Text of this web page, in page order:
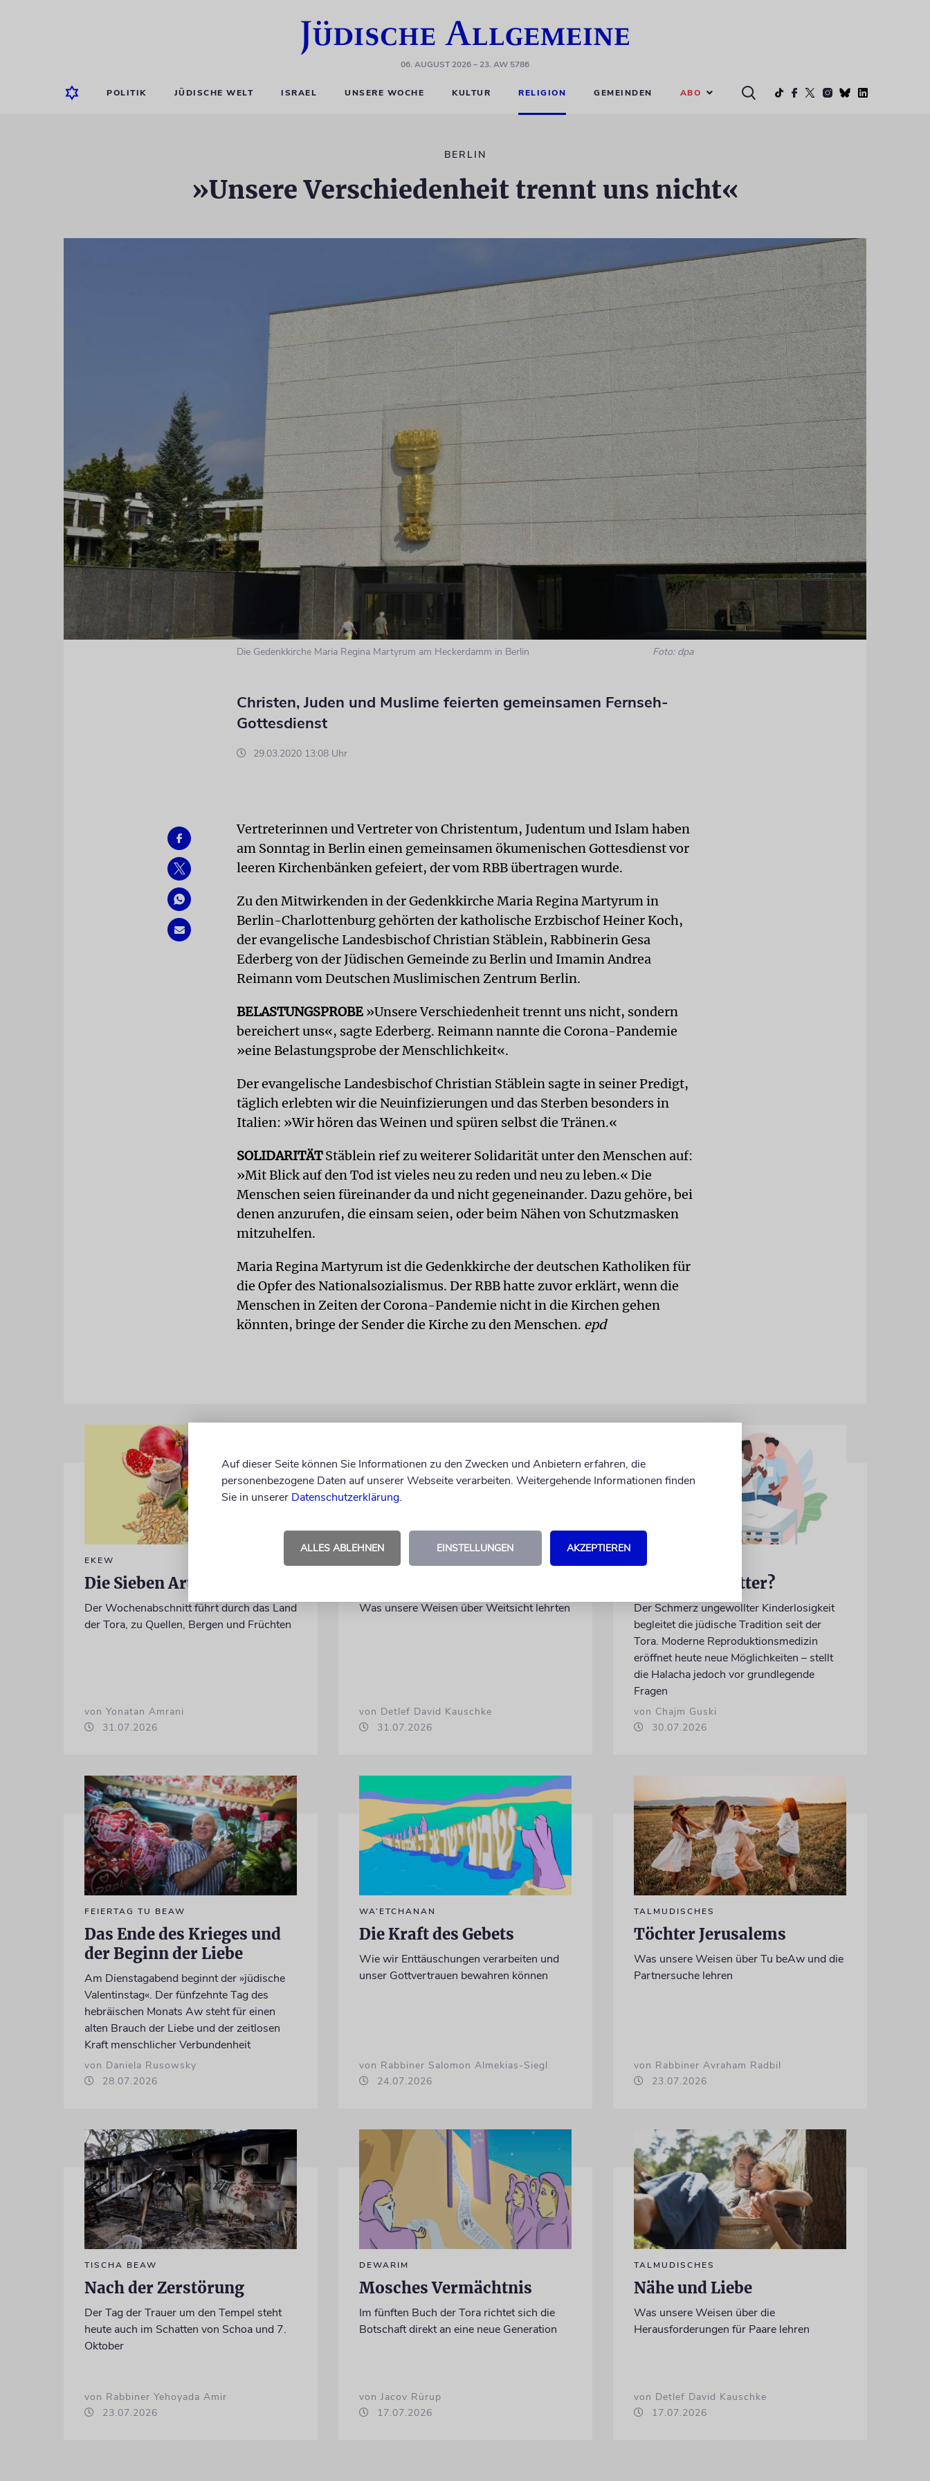
06. AUGUST 2026– 23. AW 5786
POLITIK JÜDISCHE WELT ISRAEL UNSERE WOCHE KULTUR RELIGION GEMEINDEN ABO
BERLIN
»Unsere Verschiedenheit trennt uns nicht«
Die Gedenkkirche Maria Regina Martyrum am Heckerdamm in Berlin Foto: dpa
Christen, Juden und Muslime feierten gemeinsamen Fernseh-
Gottesdienst
29.03.2020 13:08 Uhr
Vertreterinnen und Vertreter von Christentum, Judentum und Islam haben
am Sonntag in Berlin einen gemeinsamen ökumenischen Gottesdienst vor
leeren Kirchenbänken gefeiert, der vom RBB übertragen wurde.
Zu den Mitwirkenden in der Gedenkkirche Maria Regina Martyrum in
Berlin-Charlottenburg gehörten der katholische Erzbischof Heiner Koch,
der evangelische Landesbischof Christian Stäblein, Rabbinerin Gesa
Ederberg von der Jüdischen Gemeinde zu Berlin und Imamin Andrea
Reimann vom Deutschen Muslimischen Zentrum Berlin.
BELASTUNGSPROBE »Unsere Verschiedenheit trennt uns nicht, sondern
bereichert uns«, sagte Ederberg. Reimann nannte die Corona-Pandemie
»eine Belastungsprobe der Menschlichkeit«.
Der evangelische Landesbischof Christian Stäblein sagte in seiner Predigt,
täglich erlebten wir die Neuinfizierungen und das Sterben besonders in
Italien: »Wir hören das Weinen und spüren selbst die Tränen.«
SOLIDARITÄTStäblein rief zu weiterer Solidarität unter den Menschen auf:
»Mit Blick auf den Tod ist vieles neu zu reden und neu zu leben.« Die
Menschen seien füreinander da und nicht gegeneinander. Dazu gehöre, bei
denen anzurufen, die einsam seien, oder beim Nähen von Schutzmasken
mitzuhelfen.
Maria Regina Martyrum ist die Gedenkkirche der deutschen Katholiken für
die Opfer des Nationalsozialismus. Der RBB hatte zuvor erklärt, wenn die
Menschen in Zeiten der Corona-Pandemie nicht in die Kirchen gehen
könnten, bringe der Sender die Kirche zu den Menschen. epd
EKEW
Die Sieben Arten
Der Wochenabschnitt führt durch das Land
der Tora, zu Quellen, Bergen und Früchten
von Yonatan Amrani
31.07.2026
Was unsere Weisen über Weitsicht lehrten
von Detlef David Kauschke
31.07.2026
Geliehene Mütter?
Der Schmerz ungewollter Kinderlosigkeit
begleitet die jüdische Tradition seit der
Tora. Moderne Reproduktionsmedizin
eröffnet heute neue Möglichkeiten – stellt
die Halacha jedoch vor grundlegende
Fragen
von Chajm Guski
30.07.2026
FEIERTAG TU BEAW
Das Ende des Krieges und
der Beginn der Liebe
Am Dienstagabend beginnt der »jüdische
Valentinstag«. Der fünfzehnte Tag des
hebräischen Monats Aw steht für einen
alten Brauch der Liebe und der zeitlosen
Kraft menschlicher Verbundenheit
von Daniela Rusowsky
28.07.2026
WA’ETCHANAN
Die Kraft des Gebets
Wie wir Enttäuschungen verarbeiten und
unser Gottvertrauen bewahren können
von Rabbiner Salomon Almekias-Siegl
24.07.2026
TALMUDISCHES
Töchter Jerusalems
Was unsere Weisen über Tu beAw und die
Partnersuche lehren
von Rabbiner Avraham Radbil
23.07.2026
TISCHA BEAW
Nach der Zerstörung
Der Tag der Trauer um den Tempel steht
heute auch im Schatten von Schoa und 7.
Oktober
von Rabbiner Yehoyada Amir
23.07.2026
DEWARIM
Mosches Vermächtnis
Im fünften Buch der Tora richtet sich die
Botschaft direkt an eine neue Generation
von Jacov Rürup
17.07.2026
TALMUDISCHES
Nähe und Liebe
Was unsere Weisen über die
Herausforderungen für Paare lehren
von Detlef David Kauschke
17.07.2026
Auf dieser Seite können Sie Informationen zu den Zwecken und Anbietern erfahren, die
personenbezogene Daten auf unserer Webseite verarbeiten. Weitergehende Informationen finden
Sie in unserer Datenschutzerklärung.
ALLES ABLEHNEN EINSTELLUNGEN AKZEPTIEREN